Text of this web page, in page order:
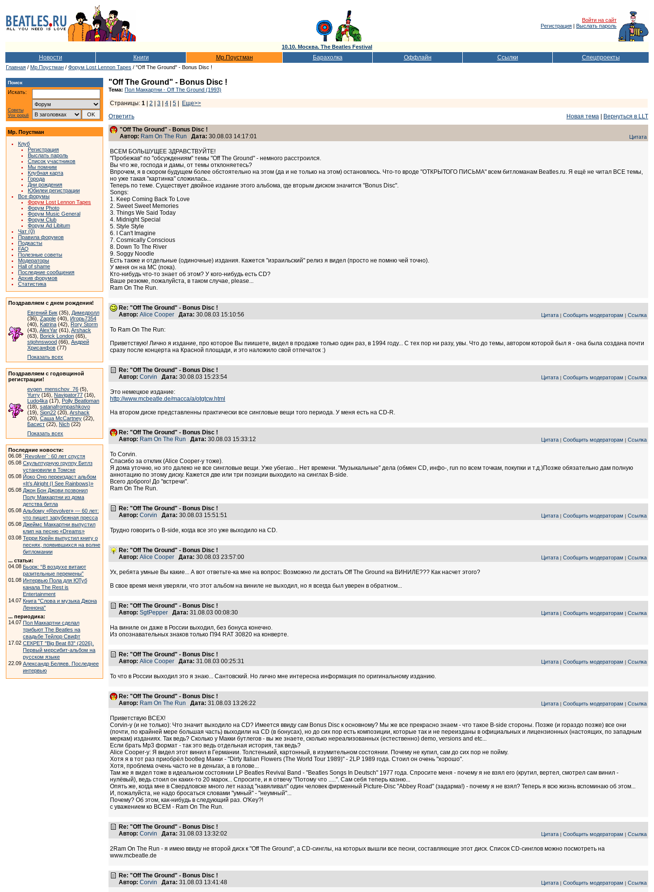
Войти на сайт
Регистрация | Выслать пароль
10.10. Москва. The Beatles Festival
Новости Книги Мр.Поустман Барахолка Оффлайн Ссылки Спецпроекты
Главная / Мр.Поустман / Форум Lost Lennon Tapes / "Off The Ground" - Bonus Disc !
Поиск
Искать:
Советы
Vox populi
Мр. Поустман
Клуб
Регистрация
Выслать пароль
Список участников
Мы помним
Клубная карта
Города
Дни рождения
Юбилеи регистрации
Все форумы
Форум Lost Lennon Tapes
Форум Photo
Форум Music General
Форум Club
Форум Ad Libitum
Чат (0)
Правила форумов
Подкасты
FAQ
Полезные советы
Модераторы
Hall of shame
Последние сообщения
Архив форумов
Статистика
Поздравляем с днем рождения!
Евгений Бик (35), Димедролл
(36), Zapple (40), Игорь7354
(40), Katrina (42), Rory Storm
(43), AlexYar (61), Arshack
(63), Borick London (65),
stjohnswood (66), Андрей
Хрисанфов (77)
Показать всех
Поздравляем с годовщиной
регистрации!
evgen_menschov_76 (5),
Yurry (16), Navigator77 (16),
Ludo4ka (17), Polly Beatloman
(18), satanafrompashkovo
(19), Sion22 (20), Arshack
(20), Саша McCartney (22),
Басист (22), Nich (22)
Показать всех
Последние новости:
06.08 `Revolver`: 60 лет спустя
05.08 Скульптурную группу Битлз
установили в Томске
05.08 Йоко Оно переиздаст альбом
«It’s Alright (I See Rainbows)»
05.08 Джон Бон Джови позвонил
Полу Маккартни из дома
детства битла
05.08 Альбому «Revolver» — 60 лет:
что пишет зарубежная пресса
05.08 Джеймс Маккартни выпустил
клип на песню «Dreams»
03.08 Терри Крейн выпустил книгу о
песнях, появившихся на волне
битломании
... статьи:
04.08 Бьорк: “В воздухе витают
разительные перемены”
01.08 Интервью Пола для ЮТуб
канала The Rest is
Entertainment
14.07 Книга "Слова и музыка Джона
Леннона"
... периодика:
14.07 Пол Маккартни сделал
трибьют The Beatles на
свадьбе Тейлор Свифт
17.02 СЕКРЕТ "Big Beat 83" (2026).
Первый мерсибит-альбом на
русском языке
22.09 Александр Беляев. Последнее
интервью
"Off The Ground" - Bonus Disc !
Тема: Пол Маккартни - Off The Ground (1993)
Страницы: 1 2 3 4 5
Еще>>
Ответить
Новая тема
Вернуться в LLT
"Off The Ground" - Bonus Disc !
Автор: Ram On The Run Дата: 30.08.03 14:17:01 Цитата
ВСЕМ БОЛЬШУЩЕЕ ЗДРАВСТВУЙТЕ!
"Пробежав" по "обсуждениям" темы "Off The Ground" - немного расстроился.
Вы что же, господа и дамы, от темы отклоняетесь?
Впрочем, я в скором будущем более обстоятельно на этом (да и не только на этом) остановлюсь. Что-то вроде "ОТКРЫТОГО ПИСЬМА" всем битломанам Beatles.ru. Я ещё не читал ВСЕ темы,
но уже такая "картинка" сложилась...
Теперь по теме. Существует двойное издание этого альбома, где вторым диском значится "Bonus Disc".
Songs:
1. Keep Coming Back To Love
2. Sweet Sweet Memories
3. Things We Said Today
4. Midnight Special
5. Style Style
6. I Can't Imagine
7. Cosmically Conscious
8. Down To The River
9. Soggy Noodle
Есть также и отдельные (одиночные) издания. Кажется "израильский" релиз я видел (просто не помню чей точно).
У меня он на MC (пока).
Кто-нибудь что-то знает об этом? У кого-нибудь есть CD?
Ваше резюме, пожалуйста, в таком случае, please...
Ram On The Run.
Re: "Off The Ground" - Bonus Disc !
Автор: Alice Cooper Дата: 30.08.03 15:10:56 Цитата | Сообщить модераторам | Ссылка
To Ram On The Run:
Приветствую! Лично я издание, про которое Вы пиишете, видел в продаже только один раз, в 1994 году... С тех пор ни разу, увы. Что до темы, автором которой был я - она была создана почти
сразу после концерта на Красной площади, и это наложило свой отпечаток :)
Re: "Off The Ground" - Bonus Disc !
Автор: Corvin Дата: 30.08.03 15:23:54 Цитата | Сообщить модераторам | Ссылка
Это немецкое издание:
http://www.mcbeatle.de/macca/a/otgtcw.html
На втором диске представленны практически все сингловые вещи того периода. У меня есть на CD-R.
Re: "Off The Ground" - Bonus Disc !
Автор: Ram On The Run Дата: 30.08.03 15:33:12 Цитата | Сообщить модераторам | Ссылка
To Corvin.
Спасибо за отклик (Alice Cooper-у тоже).
Я дома уточню, но это далеко не все сингловые вещи. Уже убегаю... Нет времени. "Музыкальные" дела (обмен CD, инфо-, run по всем точкам, покупки и т.д.)Позже обязательно дам полную
аннотацию по этому диску. Кажется две или три позиции выходило на синглах B-side.
Всего доброго! До "встречи".
Ram On The Run.
Re: "Off The Ground" - Bonus Disc !
Автор: Corvin Дата: 30.08.03 15:51:51 Цитата | Сообщить модераторам | Ссылка
Трудно говорить о B-side, когда все это уже выходило на CD.
Re: "Off The Ground" - Bonus Disc !
Автор: Alice Cooper Дата: 30.08.03 23:57:00 Цитата | Сообщить модераторам | Ссылка
Ух, ребята умные Вы какие... А вот ответьте-ка мне на вопрос: Возможно ли достать Off The Ground на ВИНИЛЕ??? Как насчет этого?
В свое время меня уверяли, что этот альбом на виниле не выходил, но я всегда был уверен в обратном...
Re: "Off The Ground" - Bonus Disc !
Автор: SgtPepper Дата: 31.08.03 00:08:30 Цитата | Сообщить модераторам | Ссылка
На виниле он даже в России выходил, без бонуса конечно.
Из опознавательных знаков только П94 RAT 30820 на конверте.
Re: "Off The Ground" - Bonus Disc !
Автор: Alice Cooper Дата: 31.08.03 00:25:31 Цитата | Сообщить модераторам | Ссылка
То что в России выходил это я знаю... Сантовский. Но лично мне интересна информация по оригинальному изданию.
Re: "Off The Ground" - Bonus Disc !
Автор: Ram On The Run Дата: 31.08.03 13:26:22 Цитата | Сообщить модераторам | Ссылка
Приветствую ВСЕХ!
Corvin-у (и не только): Что значит выходило на CD? Имеется ввиду сам Bonus Disc к основному? Мы же все прекрасно знаем - что такое B-side стороны. Позже (и гораздо позже) все они
(почти, по крайней мере большая часть) выходили на CD (в бонусах), но до сих пор есть композиции, которые так и не переизданы в официальных и лицензионных (настоящих, по западным
меркам) изданиях. Так ведь? Сколько у Макки бутлегов - вы же знаете, сколько нереализованных (естественно) demo, versions and etc...
Если брать Mp3 формат - так это ведь отдельная история, так ведь?
Alice Cooper-у: Я видел этот винил в Германии. Толстенький, картонный, в изумительном состоянии. Почему не купил, сам до сих пор не пойму.
Хотя я в тот раз приобрёл bootleg Макки - "Dirty Italian Flowers (The World Tour 1989)" - 2LP 1989 года. Стоил он очень "хорошо".
Хотя, проблема очень часто не в деньгах, а в голове...
Там же я видел тоже в идеальном состоянии LP Beatles Revival Band - "Beatles Songs In Deutsch" 1977 года. Спросите меня - почему я не взял его (крутил, вертел, смотрел сам винил -
нулёвый), ведь стоил он каких-то 20 марок... Спросите, и я отвечу "Потому что .....". Сам себя теперь казню...
Опять же, когда мне в Свердловске много лет назад "навяливал" один человек фирменный Picture-Disc "Abbey Road" (задарма!) - почему я не взял? Теперь я всю жизнь вспоминаю об этом...
И, пожалуйста, не надо бросаться словами "умный" - "неумный"...
Почему? Об этом, как-нибудь в следующий раз. O'Key?!
с уважением ко ВСЕМ - Ram On The Run.
Re: "Off The Ground" - Bonus Disc !
Автор: Corvin Дата: 31.08.03 13:32:02 Цитата | Сообщить модераторам | Ссылка
2Ram On The Run - я имею ввиду не второй диск к "Off The Ground", а CD-синглы, на которых вышли все песни, составляющие этот диск. Список CD-синглов можно посмотреть на
www.mcbeatle.de
Re: "Off The Ground" - Bonus Disc !
Автор: Corvin Дата: 31.08.03 13:41:48 Цитата | Сообщить модераторам | Ссылка